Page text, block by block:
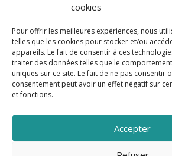
cookies
Pour offrir les meilleures expériences, nous
telles que les cookies pour stocker et/ou
appareils. Le fait de consentir à ces
traiter des données telles que le
uniques sur ce site. Le fait de ne pas consentir
consentement peut avoir un effet négatif sur
et fonctions.
Accepter
FAIRE UN DON